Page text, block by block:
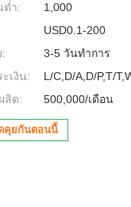
ต่ำ:
1,000
USD0.1-200
3-5 วันทำการ
เงิน:
L/C,D/A,D/P,T/
ลิต:
500,000/เดือน
คุยกันตอนนี้